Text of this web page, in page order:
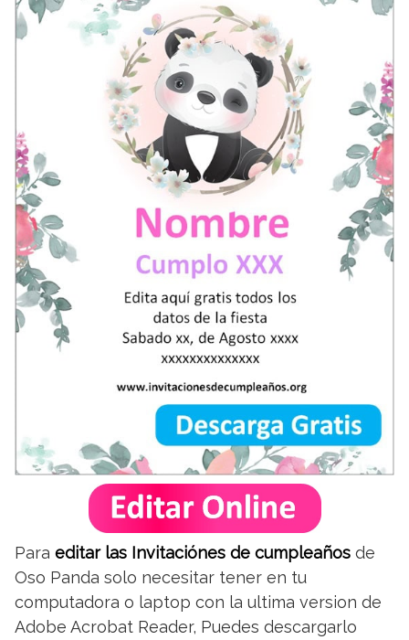
Para editar las Invitaciónes de cumpleaños de
Oso Panda solo necesitar tener en tu
computadora o laptop con la ultima version de
Adobe Acrobat Reader, Puedes descargarlo